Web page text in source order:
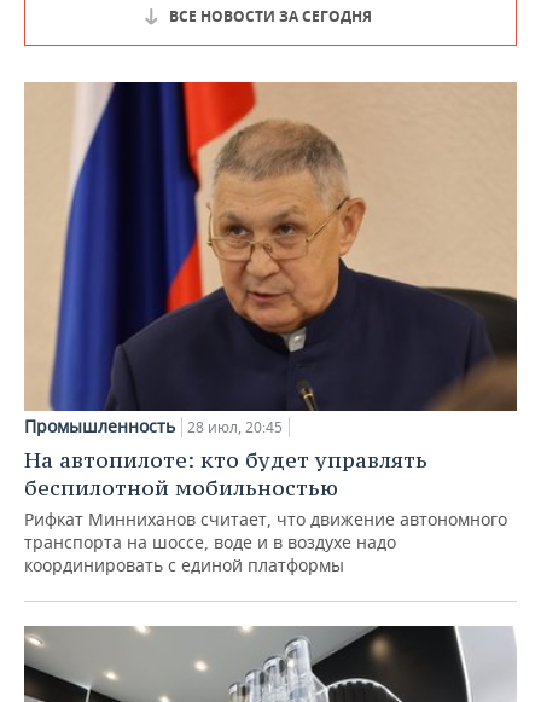
ВСЕ НОВОСТИ ЗА СЕГОДНЯ
Промышленность 28 июл, 20:45
На автопилоте: кто будет управлять
беспилотной мобильностью
Рифкат Минниханов считает, что движение автономного
транспорта на шоссе, воде и в воздухе надо
координировать с единой платформы